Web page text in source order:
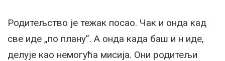
Родитељство је тежак посао. Чак и онда кад
све иде „по плану”. А онда када баш и н иде,
делује као немогућа мисија. Они родитељи